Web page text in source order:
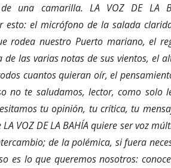
una camarilla. LA VOZ DE LA
esto: el micrófono de la salada
rodea nuestro Puerto mariano, el
de las varias notas de sus vientos, el
cuantos quieran oír, el
no te saludamos, lector, como solo
tu opinión, tu crítica, tu
VOZ DE LA BAHÍA quiere ser voz
de la polémica, si fuera
es lo que queremos nosotros: